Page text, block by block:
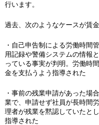
行います。
過去、次のようなケースが賃
・自己申告制による労働時間
用記録や警備システムの情報
っている事実が判明。労働時
金を支払うよう指導された
・事前の残業申請があった場
業で、申請せず社員が長時間
理者が残業を黙認していたと
指導された